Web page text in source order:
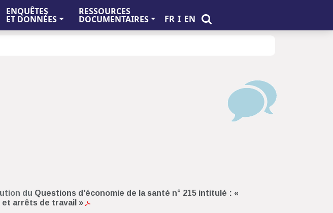
ENQUÊTES
ET DONNÉES
RESSOURCES
DOCUMENTAIRES FR I EN
du Questions d'économie de la santé n° 215 intitulé : «
arrêts de travail »